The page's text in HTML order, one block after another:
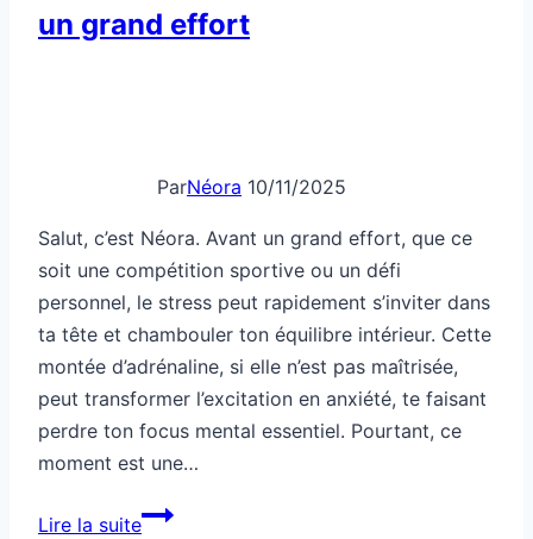
un grand effort
ParNéora 10/11/2025
Salut, c’est Néora. Avant un grand effort, que ce
soit une compétition sportive ou un défi
personnel, le stress peut rapidement s’inviter dans
ta tête et chambouler ton équilibre intérieur. Cette
montée d’adrénaline, si elle n’est pas maîtrisée,
peut transformer l’excitation en anxiété, te faisant
perdre ton focus mental essentiel. Pourtant, ce
moment est une…
Lire la suiteComment